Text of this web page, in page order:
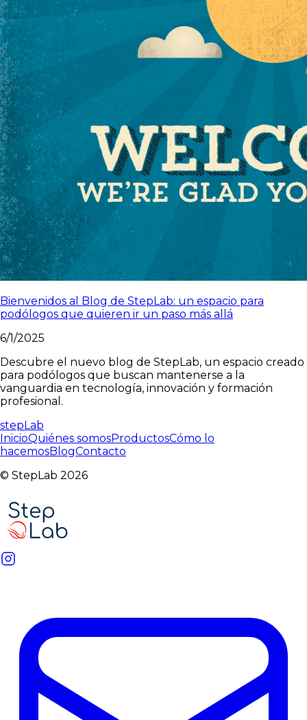
Bienvenidos al Blog de StepLab: un espacio para
podólogos que quieren ir un paso más allá
6/1/2025
Descubre el nuevo blog de StepLab, un espacio creado
para podólogos que buscan mantenerse a la
vanguardia en tecnología, innovación y formación
profesional.
stepLab
InicioQuiénes somosProductosCómo lo
hacemosBlogContacto
© StepLab 2026